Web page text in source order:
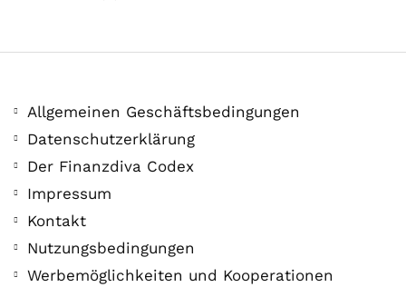
Allgemeinen Geschäftsbedingungen
Datenschutzerklärung
Der Finanzdiva Codex
Impressum
Kontakt
Nutzungsbedingungen
Werbemöglichkeiten und Kooperationen